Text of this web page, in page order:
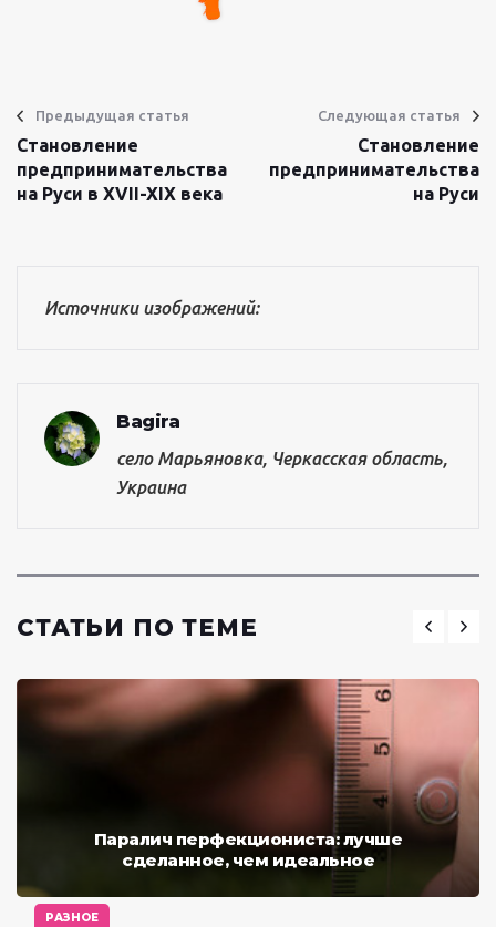
РАЗНОЕ
Предыдущая статья
Становление
предпринимательства
на Руси в XVII-XIX века
Следующая статья
Становление
предпринимательства
на Руси
Источники изображений:
Bagira
село Марьяновка, Черкасская область,
Украина
СТАТЬИ ПО ТЕМЕ
Паралич перфекциониста: лучше
сделанное, чем идеальное